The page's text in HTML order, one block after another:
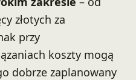
złotych za
przy
koszty mogą
dobrze zaplanowany